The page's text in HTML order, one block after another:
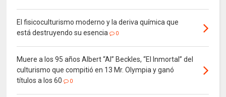
El fisicoculturismo moderno y la deriva química que
está destruyendo su esencia
0
Muere a los 95 años Albert “Al” Beckles, “El Inmortal” del
culturismo que compitió en 13 Mr. Olympia y ganó
títulos a los 60
0